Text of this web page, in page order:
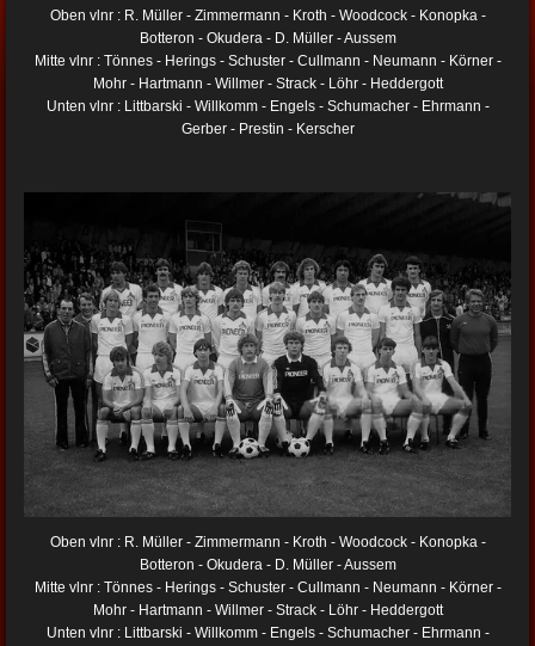
Oben vlnr : R. Müller - Zimmermann - Kroth - Woodcock - Konopka -
Botteron - Okudera - D. Müller - Aussem
Mitte vlnr : Tönnes - Herings - Schuster - Cullmann - Neumann - Körner -
Mohr - Hartmann - Willmer - Strack - Löhr - Heddergott
Unten vlnr : Littbarski - Willkomm - Engels - Schumacher - Ehrmann -
Gerber - Prestin - Kerscher
Oben vlnr : R. Müller - Zimmermann - Kroth - Woodcock - Konopka -
Botteron - Okudera - D. Müller - Aussem
Mitte vlnr : Tönnes - Herings - Schuster - Cullmann - Neumann - Körner -
Mohr - Hartmann - Willmer - Strack - Löhr - Heddergott
Unten vlnr : Littbarski - Willkomm - Engels - Schumacher - Ehrmann -